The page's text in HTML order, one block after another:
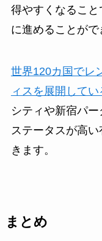
得やすくなるこ
に進めることがで
世界120カ国でレ
ィスを展開して
シティや新宿パ
ステータスが高
きます。
まとめ